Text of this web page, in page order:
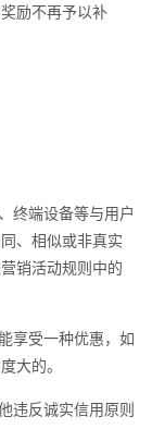
励不再予以补
终端设备等与用户
、相似或非真实
销活动规则中的
享受一种优惠，如
大的。
违反诚实信用原则